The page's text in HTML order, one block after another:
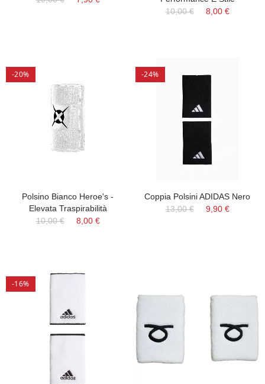
10,00 €
8,00 €
-20%
Polsino Bianco Heroe's -
Elevata Traspirabilità
10,00 €
8,00 €
-24%
Coppia Polsini ADIDAS Nero
13,00 €
9,90 €
-16%